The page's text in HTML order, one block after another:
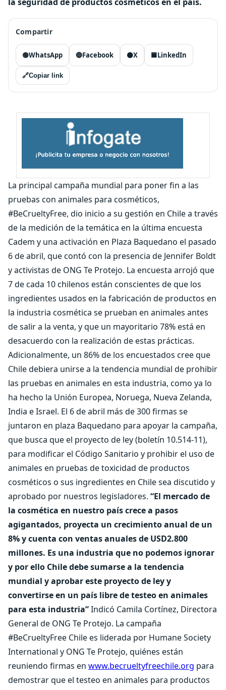
Compartir
🟢WhatsApp 🔵Facebook ⚫X 🟦LinkedIn
🔗Copiar link
La principal campaña mundial para poner fin a las
pruebas con animales para cosméticos,
#BeCrueltyFree, dio inicio a su gestión en Chile a través
de la medición de la temática en la última encuesta
Cadem y una activación en Plaza Baquedano el pasado
6 de abril, que contó con la presencia de Jennifer Boldt
y activistas de ONG Te Protejo. La encuesta arrojó que
7 de cada 10 chilenos están conscientes de que los
ingredientes usados en la fabricación de productos en
la industria cosmética se prueban en animales antes
de salir a la venta, y que un mayoritario 78% está en
desacuerdo con la realización de estas prácticas.
Adicionalmente, un 86% de los encuestados cree que
Chile debiera unirse a la tendencia mundial de prohibir
las pruebas en animales en esta industria, como ya lo
ha hecho la Unión Europea, Noruega, Nueva Zelanda,
India e Israel. El 6 de abril más de 300 firmas se
juntaron en plaza Baquedano para apoyar la campaña,
que busca que el proyecto de ley (boletín 10.514-11),
para modificar el Código Sanitario y prohibir el uso de
animales en pruebas de toxicidad de productos
cosméticos o sus ingredientes en Chile sea discutido y
aprobado por nuestros legisladores. “El mercado de
la cosmética en nuestro país crece a pasos
agigantados, proyecta un crecimiento anual de un
8% y cuenta con ventas anuales de USD2.800
millones. Es una industria que no podemos ignorar
y por ello Chile debe sumarse a la tendencia
mundial y aprobar este proyecto de ley y
convertirse en un país libre de testeo en animales
para esta industria”Indicó Camila Cortínez, Directora
General de ONG Te Protejo. La campaña
#BeCrueltyFree Chile es liderada por Humane Society
International y ONG Te Protejo, quiénes están
reuniendo firmas en www.becrueltyfreechile.org para
demostrar que el testeo en animales para productos